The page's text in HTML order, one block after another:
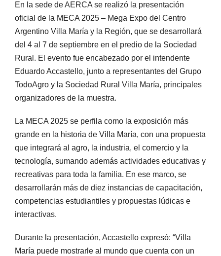
En la sede de AERCA se realizó la presentación
oficial de la MECA 2025 – Mega Expo del Centro
Argentino Villa María y la Región, que se desarrollará
del 4 al 7 de septiembre en el predio de la Sociedad
Rural. El evento fue encabezado por el intendente
Eduardo Accastello, junto a representantes del Grupo
TodoAgro y la Sociedad Rural Villa María, principales
organizadores de la muestra.
La MECA 2025 se perfila como la exposición más
grande en la historia de Villa María, con una propuesta
que integrará al agro, la industria, el comercio y la
tecnología, sumando además actividades educativas y
recreativas para toda la familia. En ese marco, se
desarrollarán más de diez instancias de capacitación,
competencias estudiantiles y propuestas lúdicas e
interactivas.
Durante la presentación, Accastello expresó: “Villa
María puede mostrarle al mundo que cuenta con un